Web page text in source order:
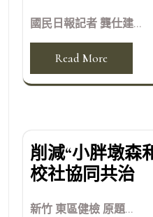
國民日報記者 龔仕建...
Read More
削減“小胖墩森
校社協同共治
新竹 東區健檢 原題...